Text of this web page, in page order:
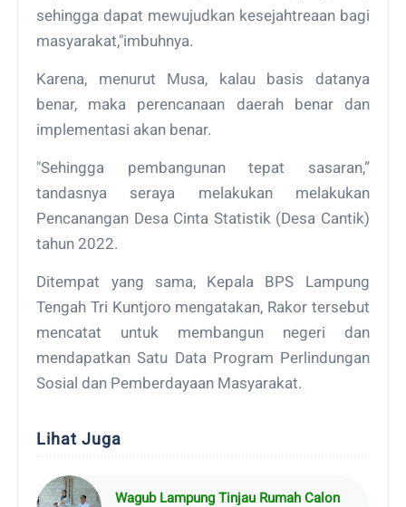
sehingga dapat mewujudkan kesejahtreaan bagi
masyarakat,"imbuhnya.
Karena, menurut Musa, kalau basis datanya
benar, maka perencanaan daerah benar dan
implementasi akan benar.
"Sehingga pembangunan tepat sasaran,”
tandasnya seraya melakukan melakukan
Pencanangan Desa Cinta Statistik (Desa Cantik)
tahun 2022.
Ditempat yang sama, Kepala BPS Lampung
Tengah Tri Kuntjoro mengatakan, Rakor tersebut
mencatat untuk membangun negeri dan
mendapatkan Satu Data Program Perlindungan
Sosial dan Pemberdayaan Masyarakat.
Lihat Juga
Wagub Lampung Tinjau Rumah Calon